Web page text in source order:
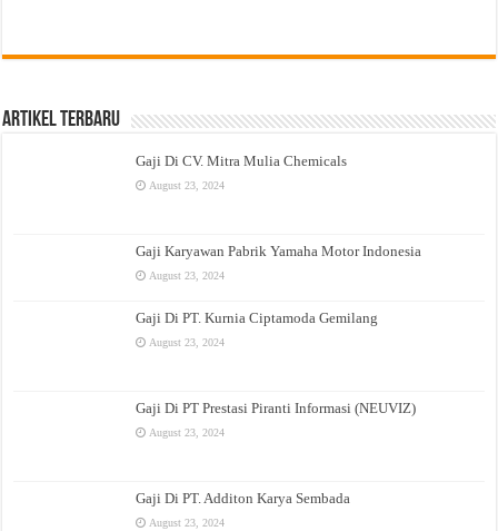
Artikel Terbaru
Gaji Di CV. Mitra Mulia Chemicals
August 23, 2024
Gaji Karyawan Pabrik Yamaha Motor Indonesia
August 23, 2024
Gaji Di PT. Kurnia Ciptamoda Gemilang
August 23, 2024
Gaji Di PT Prestasi Piranti Informasi (NEUVIZ)
August 23, 2024
Gaji Di PT. Additon Karya Sembada
August 23, 2024